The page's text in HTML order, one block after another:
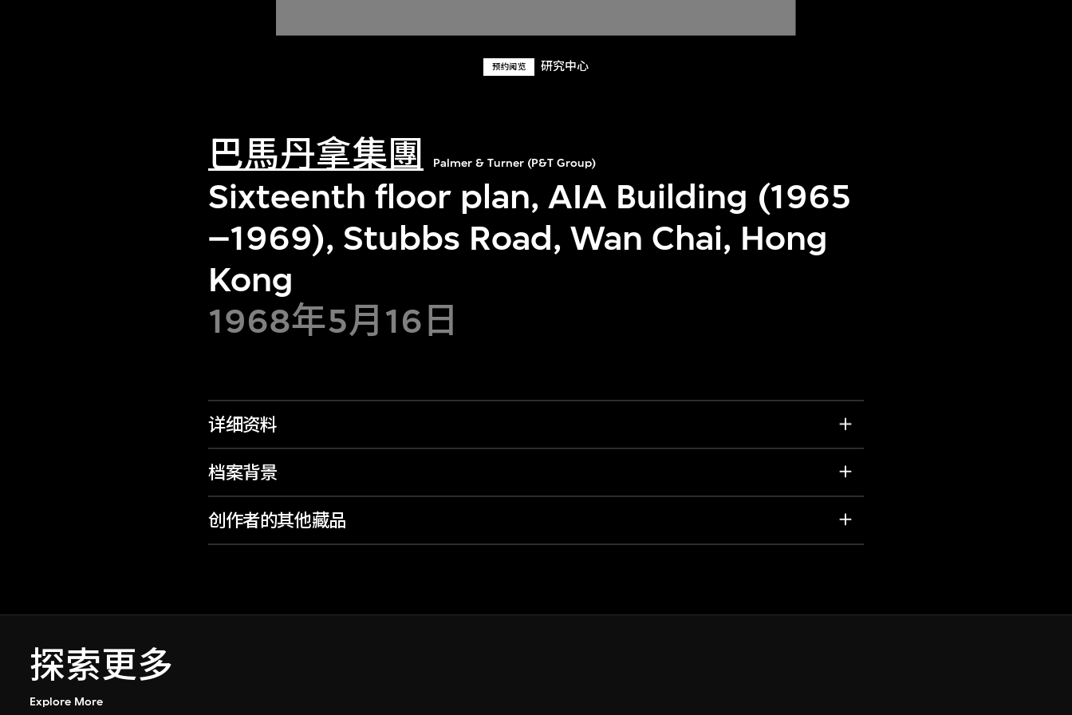
预约阅览 研究中心
巴馬丹拿集團 Palmer & Turner (P&T Group)
Sixteenth floor plan, AIA Building (1965
–1969), Stubbs Road, Wan Chai, Hong
Kong
1968年5月16日
详细资料
档案背景
创作者的其他藏品
探索更多
Explore More